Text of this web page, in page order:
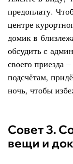
предоплату.
центре
домик в
обсудить с
своего приезда
подсчётам,
ночь, чтобы
Совет 3. Собираем необходимые
вещи и